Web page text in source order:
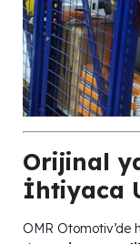
Orijinal
İhtiyaca
OMR Otomotiv’de